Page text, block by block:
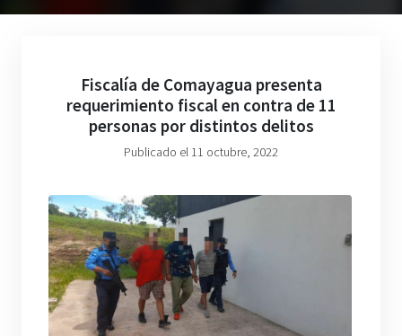
Fiscalía de Comayagua presenta
requerimiento fiscal en contra de 11
personas por distintos delitos
Publicado el 11 octubre, 2022